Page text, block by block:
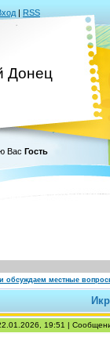
| RSS
Донец
Вас Гость
обсуждаем местные
19:51 |